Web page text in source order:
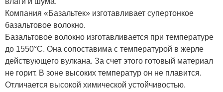
Компания «Базальтек» изготавливает супертонкое
базальтовое волокно.
Базальтовое волокно изготавливается при температуре
до 1550°С. Она сопоставима с температурой в жерле
действующего вулкана. За счет этого готовый материал
не горит. В зоне высоких температур он не плавится.
Отличается высокой химической устойчивостью.